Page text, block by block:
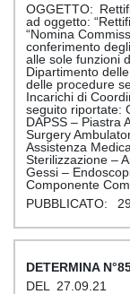
ad oggetto:
“Nomina
conferimento
alle sole funzioni
Dipartimento
delle procedure
Incarichi di
seguito riportate:
DAPSS – Piastra
Surgery
Assistenza
Sterilizzazione –
Gessi –
Componente
27.09.21